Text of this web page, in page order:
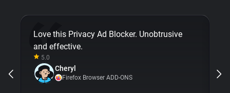
Love this Privacy Ad Blocker. Unobtrusive
and effective.
5.0
Cheryl
Firefox Browser ADD-ONS